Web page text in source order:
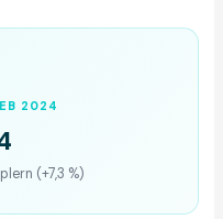
2024
(+7,3 %)